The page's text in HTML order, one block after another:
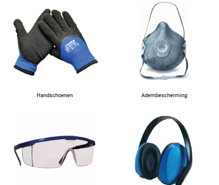
Handschoenen Adembescherming